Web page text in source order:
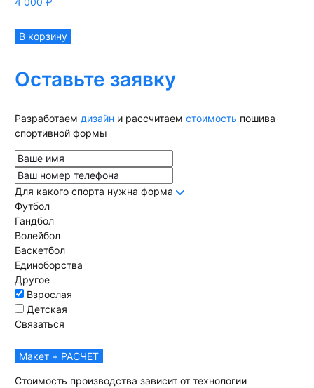
В корзину
Оставьте заявку
Разработаем дизайн и рассчитаем стоимость пошива
спортивной формы
Для какого спорта нужна форма
Футбол
Гандбол
Волейбол
Баскетбол
Единоборства
Другое
Взрослая
Детская
Связаться
Макет + РАСЧЕТ
Стоимость производства зависит от технологии